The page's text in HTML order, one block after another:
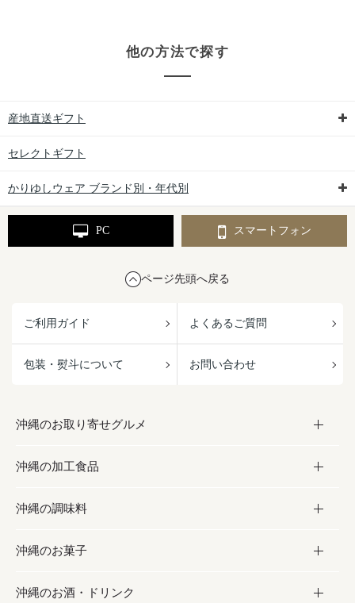
他の方法で探す
産地直送ギフト
セレクトギフト
かりゆしウェア ブランド別・年代別
PC スマートフォン
ページ先頭へ戻る
ご利用ガイド よくあるご質問
包装・熨斗について お問い合わせ
沖縄のお取り寄せグルメ
お取り寄せグルメ
フルーツ・野菜
お肉
海産物
沖縄の加工食品
加工食品
缶詰／パウチ
沖縄料理
沖縄の調味料
調味料
砂糖／黒砂糖
沖縄のお菓子
お菓子
沖縄のお酒・ドリンク